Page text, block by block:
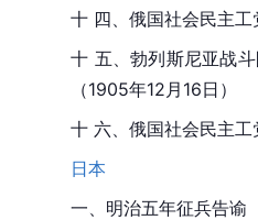
十 四、俄国社会民主
十 五、勃列斯尼亚战
（1905年12月16日）
十 六、俄国社会民主
日本
一、 明治五年征兵告谕